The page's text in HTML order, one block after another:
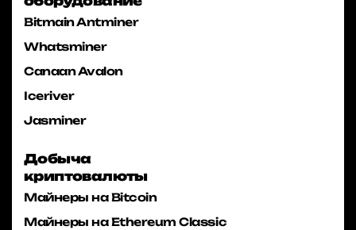
Bitmain Antminer
Whatsminer
Canaan Avalon
Iceriver
Jasminer
Добыча
криптовалюты
Майнеры на Bitcoin
Майнеры на Ethereum Classic